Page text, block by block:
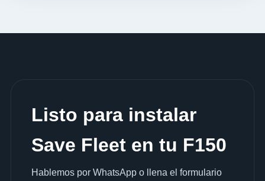
Listo para instalar
Save Fleet en tu F150
Hablemos por WhatsApp o llena el formulario